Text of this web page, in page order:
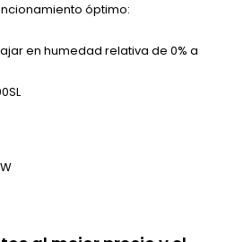
óptimo:
en humedad relativa de 0% a